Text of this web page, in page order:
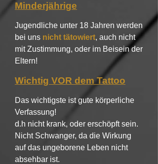
Minderjährige
Jugendliche unter 18 Jahren werden
bei uns nicht tätowiert, auch nicht
mit Zustimmung, oder im Beisein der
Eltern!
Wichtig VOR dem Tattoo
Das wichtigste ist gute körperliche
Verfassung!
d.h nicht krank, oder erschöpft sein.
Nicht Schwanger, da die Wirkung
auf das ungeborene Leben nicht
absehbar ist.